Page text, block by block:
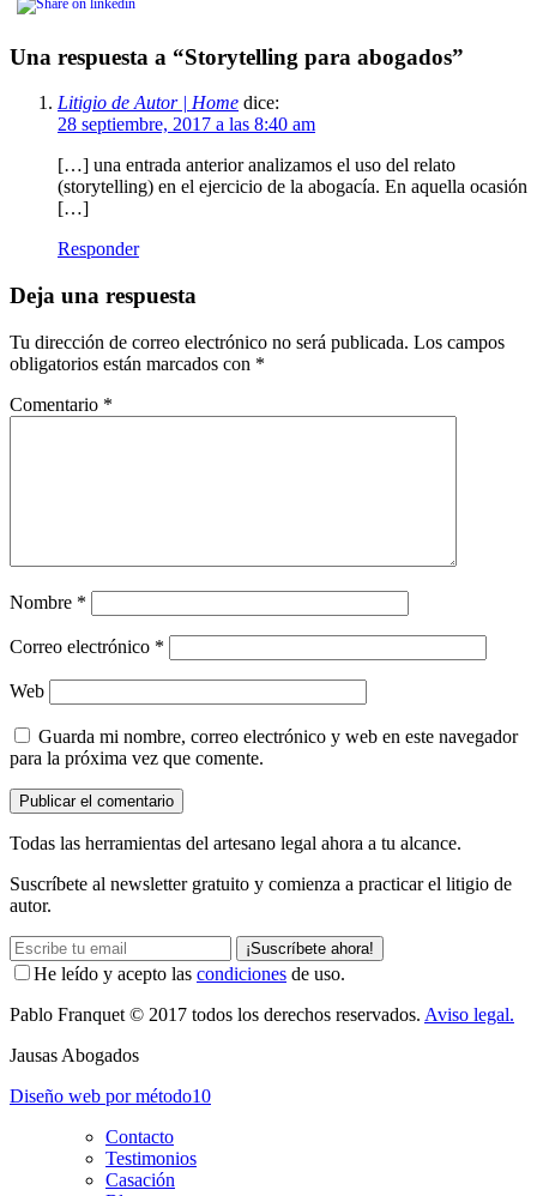
Una respuesta a “Storytelling para abogados”
Litigio de Autor | Home dice:
28 septiembre, 2017 a las 8:40 am
[…] una entrada anterior analizamos el uso del relato
(storytelling) en el ejercicio de la abogacía. En aquella ocasión
[…]
Responder
Deja una respuesta
Tu dirección de correo electrónico no será publicada. Los campos
obligatorios están marcados con *
Comentario *
Nombre *
Correo electrónico *
Web
Guarda mi nombre, correo electrónico y web en este navegador
para la próxima vez que comente.
Todas las herramientas del artesano legal ahora a tu alcance.
Suscríbete al newsletter gratuito y comienza a practicar el litigio de
autor.
¡Suscríbete ahora!
He leído y acepto las condiciones de uso.
Pablo Franquet © 2017 todos los derechos reservados. Aviso legal.
Jausas Abogados
Diseño web pormétodo10
Contacto
Testimonios
Casación